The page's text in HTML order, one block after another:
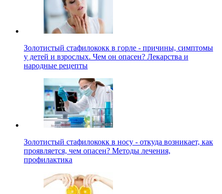
Золотистый стафилококк в горле - причины, симптомы
у детей и взрослых. Чем он опасен? Лекарства и
народные рецепты
Золотистый стафилококк в носу - откуда возникает, как
проявляется, чем опасен? Методы лечения,
профилактика